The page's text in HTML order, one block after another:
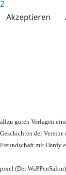
Akzeptieren
allzu guten Vorlagen
Geschichten der
Freundschaft mit Hardy
pixel (Der WaPPenSalon)